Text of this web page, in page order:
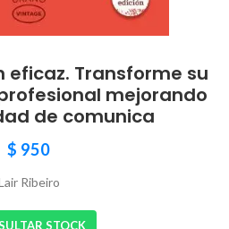
eficaz. Transforme su
mejorando
de comunica
$ 950
Ribeiro
STOCK